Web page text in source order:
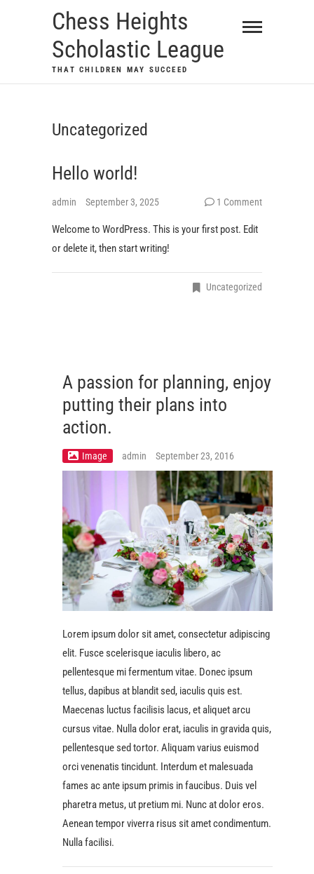
Chess Heights
Scholastic League
THAT CHILDREN MAY SUCCEED
Uncategorized
Hello world!
admin September 3, 2025 1 Comment
Welcome to WordPress. This is your first post. Edit
or delete it, then start writing!
Uncategorized
A passion for planning, enjoy
putting their plans into
action.
Image admin September 23, 2016
Lorem ipsum dolor sit amet, consectetur adipiscing
elit. Fusce scelerisque iaculis libero, ac
pellentesque mi fermentum vitae. Donec ipsum
tellus, dapibus at blandit sed, iaculis quis est.
Maecenas luctus facilisis lacus, et aliquet arcu
cursus vitae. Nulla dolor erat, iaculis in gravida quis,
pellentesque sed tortor. Aliquam varius euismod
orci venenatis tincidunt. Interdum et malesuada
fames ac ante ipsum primis in faucibus. Duis vel
pharetra metus, ut pretium mi. Nunc at dolor eros.
Aenean tempor viverra risus sit amet condimentum.
Nulla facilisi.